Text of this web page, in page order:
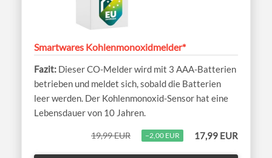
Smartwares Kohlenmonoxidmelder*
Dieser CO-Melder wird mit 3 AAA-Batterien
betrieben und meldet sich, sobald die Batterien
leer werden. Der Kohlenmonoxid-Sensor hat eine
Lebensdauer von 10 Jahren.
19,99 EUR −2,00 EUR 17,99 EUR